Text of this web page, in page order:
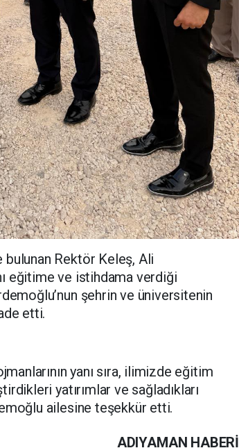
Rektör Keleş, Ali
eğitime ve istihdama verdiği
şehrin ve üniversitenin
etti.
yanı sıra, ilimizde eğitim
yatırımlar ve sağladıkları
ailesine teşekkür etti.
ADIYAMAN HABERİ